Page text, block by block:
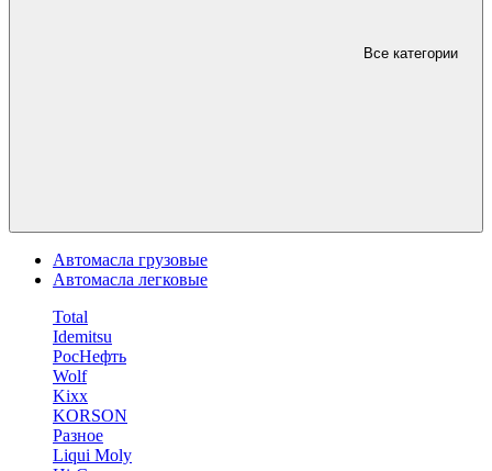
Все категории
Автомасла грузовые
Автомасла легковые
Total
Idemitsu
РосНефть
Wolf
Kixx
KORSON
Разное
Liqui Moly